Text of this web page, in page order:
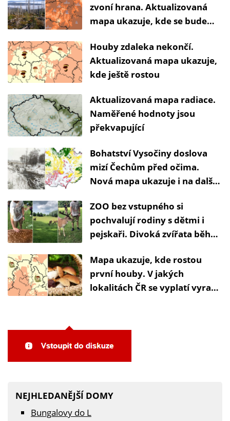
zvoní hrana. Aktualizovaná
mapa ukazuje, kde se bude
Houby zdaleka nekončí.
Aktualizovaná mapa ukazuje,
kde ještě rostou
Aktualizovaná mapa radiace.
Naměřené hodnoty jsou
překvapující
Bohatství Vysočiny doslova
mizí Čechům před očima.
Nová mapa ukazuje i na další
ZOO bez vstupného si
pochvalují rodiny s dětmi i
pejskaři. Divoká zvířata běhají
nebrání
Mapa ukazuje, kde rostou
první houby. V jakých
lokalitách ČR se vyplatí vyrazit
NEJHLEDANĚJŠÍ DOMY
Bungalovy do L